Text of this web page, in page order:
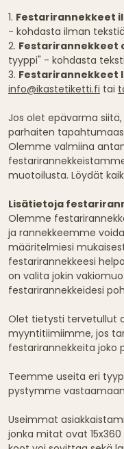
1. Festarirannekkeet
- kohdasta ilman
2. Festarirannekkeet
tyyppi" - kohdasta
3. Festarirannekkeet
info@ikastetiketti.fi tai
Jos olet epävarma
parhaiten
Olemme valmiina
muotoilusta. Löydät
Lisätietoja
Olemme
ja rannekkeemme
määritelmiesi
festarirannekkeesi
on valita jokin
festarirannekkeidesi
Olet tietysti tervetullut
myyntitiimiimme, jos
festarirannekkeita joko
Teemme useita eri
pystymme
Useimmat
jonka mitat ovat